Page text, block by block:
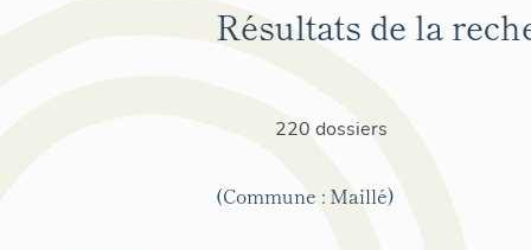
Résultats de la
220 dossiers
(Commune : Maillé)